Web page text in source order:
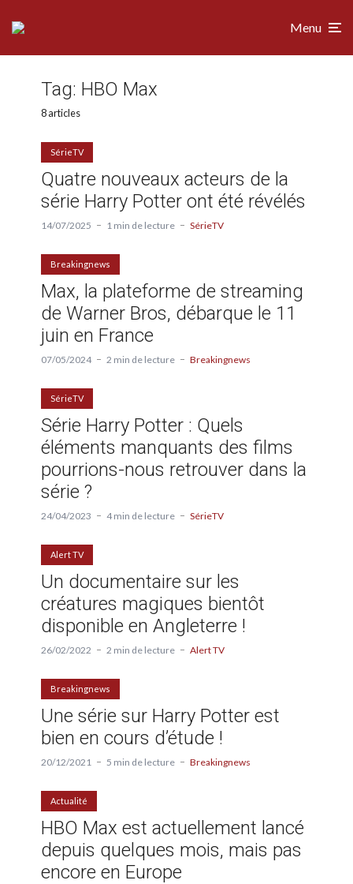
Menu
Tag: HBO Max
8 articles
SérieTV
Quatre nouveaux acteurs de la
série Harry Potter ont été révélés
14/07/2025 1 min de lecture SérieTV
Breakingnews
Max, la plateforme de streaming
de Warner Bros, débarque le 11
juin en France
07/05/2024 2 min de lecture Breakingnews
SérieTV
Série Harry Potter : Quels
éléments manquants des films
pourrions-nous retrouver dans la
série ?
24/04/2023 4 min de lecture SérieTV
Alert TV
Un documentaire sur les
créatures magiques bientôt
disponible en Angleterre !
26/02/2022 2 min de lecture Alert TV
Breakingnews
Une série sur Harry Potter est
bien en cours d’étude !
20/12/2021 5 min de lecture Breakingnews
Actualité
HBO Max est actuellement lancé
depuis quelques mois, mais pas
encore en Europe